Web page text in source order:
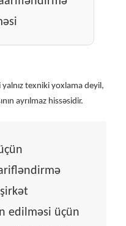
texniki yoxlama deyil,
ayrılmaz hissəsidir.
edilməsi üçün